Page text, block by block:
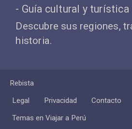
- Guía cultural y turística
Descubre sus regiones,
historia.
Rebista
Legal
Privacidad
Contacto
Temas en Viajar a Perú